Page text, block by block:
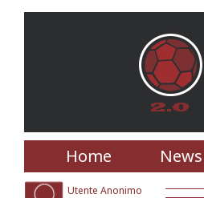
Home News
Utente Anonimo